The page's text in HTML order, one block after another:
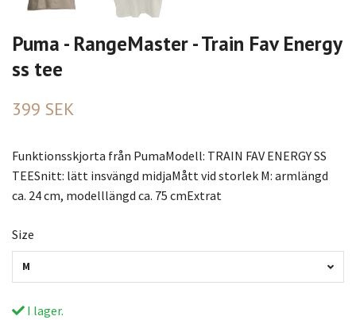
Puma - RangeMaster - Train Fav Energy
ss tee
399 SEK
Funktionsskjorta från PumaModell: TRAIN FAV ENERGY SS
TEESnitt: lätt insvängd midjaMått vid storlek M: armlängd
ca. 24 cm, modelllängd ca. 75 cmExtrat
Size
M
I lager.